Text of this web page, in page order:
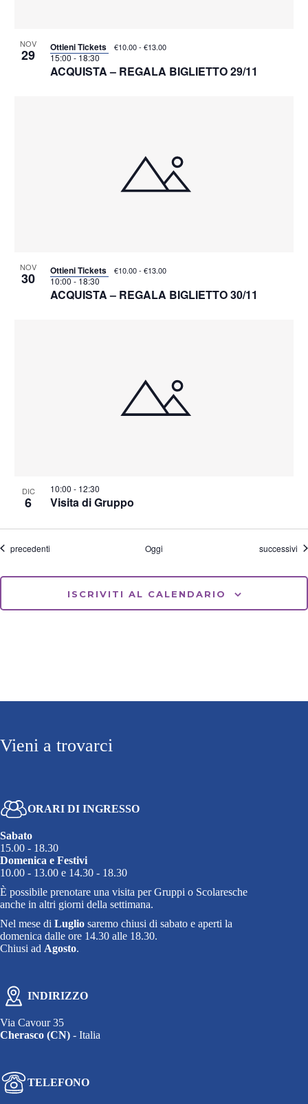
NOV
29
ACQUISTA – REGALA BIGLIETTO 29/11
15:00-18:30
Ottieni Tickets €10.00 - €13.00
NOV
30
ACQUISTA – REGALA BIGLIETTO 30/11
10:00-18:30
Ottieni Tickets €10.00 - €13.00
DIC
6 Visita di Gruppo
10:00 - 12:30
Eventi
precedenti Oggi Eventi
successivi
ISCRIVITI AL CALENDARIO
Vieni a trovarci
ORARI DI INGRESSO
Sabato
15.00 - 18.30
Domenica e Festivi
10.00 - 13.00 e 14.30 - 18.30
È possibile prenotare una visita per Gruppi o Scolaresche
anche in altri giorni della settimana.
Nel mese di Luglio saremo chiusi di sabato e aperti la
domenica dalle ore 14.30 alle 18.30.
Chiusi ad Agosto.
INDIRIZZO
Via Cavour 35
Cherasco (CN) - Italia
TELEFONO